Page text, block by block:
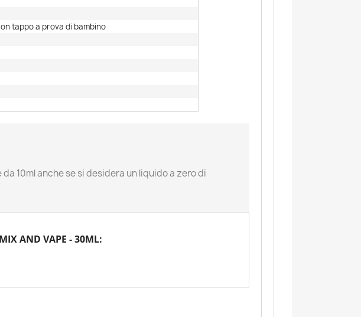
tappo a prova di bambino
10ml anche se si desidera un liquido a zero di
AND VAPE - 30ML: